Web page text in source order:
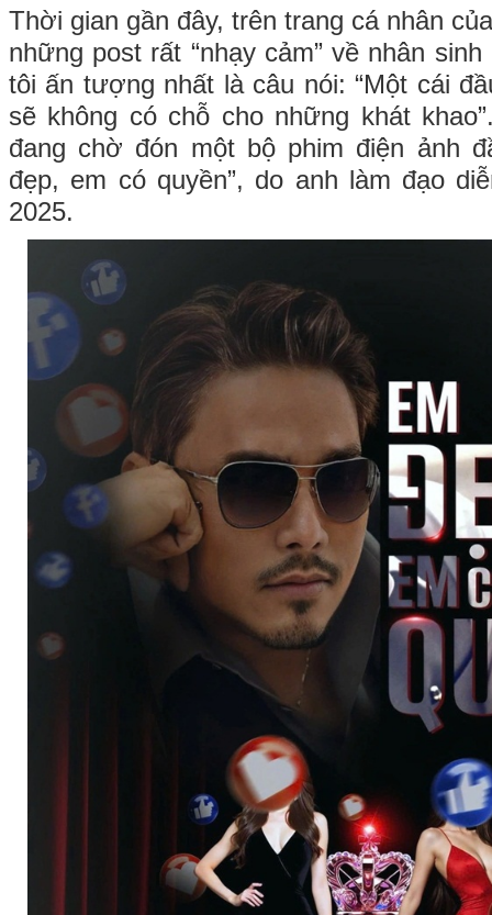
Thời gian gần đây, trên trang cá nhân
những post rất “nhạy cảm” về nhân
tôi ấn tượng nhất là câu nói: “Một cái
sẽ không có chỗ cho những khát
đang chờ đón một bộ phim điện ảnh
đẹp, em có quyền”, do anh làm đạo
2025.